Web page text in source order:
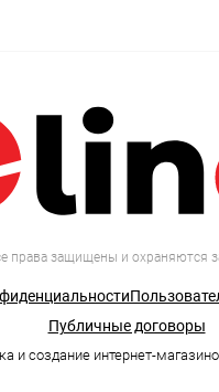
права защищены и охраняются
Публичные договоры
и создание интернет-